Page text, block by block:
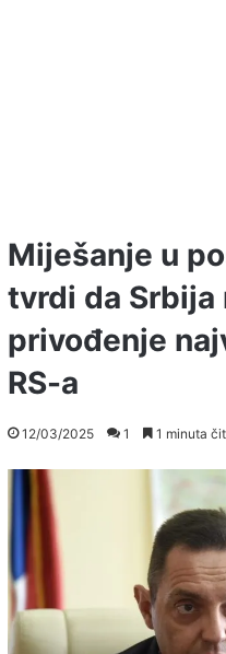
Miješanje u
tvrdi da
privođenje
RS-a
12/03/2025 1 1 minuta